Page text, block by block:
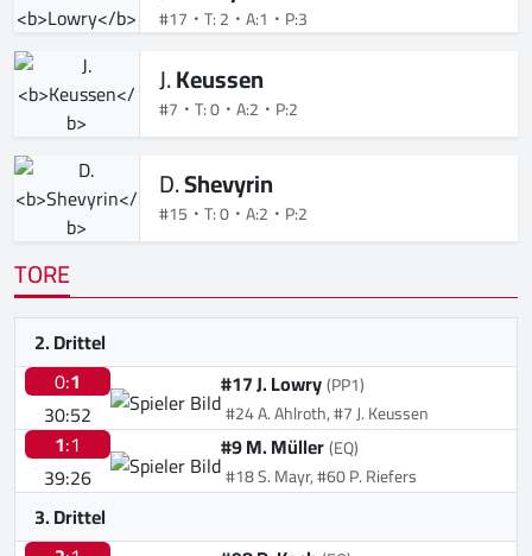
#17 T: 2 A:1 P:3
J.Keussen
#7 T: 0 A:2 P:2
D.Shevyrin
#15 T: 0 A:2 P:2
TORE
2. Drittel
0:1
30:52
#17 J. Lowry(PP1)
#24 A. Ahlroth, #7 J. Keussen
1:1
39:26
#9 M. Müller(EQ)
#18 S. Mayr, #60 P. Riefers
3. Drittel